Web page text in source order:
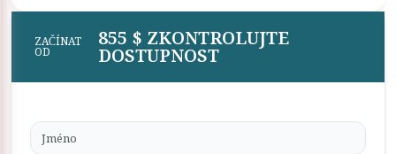
ZAČÍNAT
OD
855 $ ZKONTROLUJTE
DOSTUPNOST